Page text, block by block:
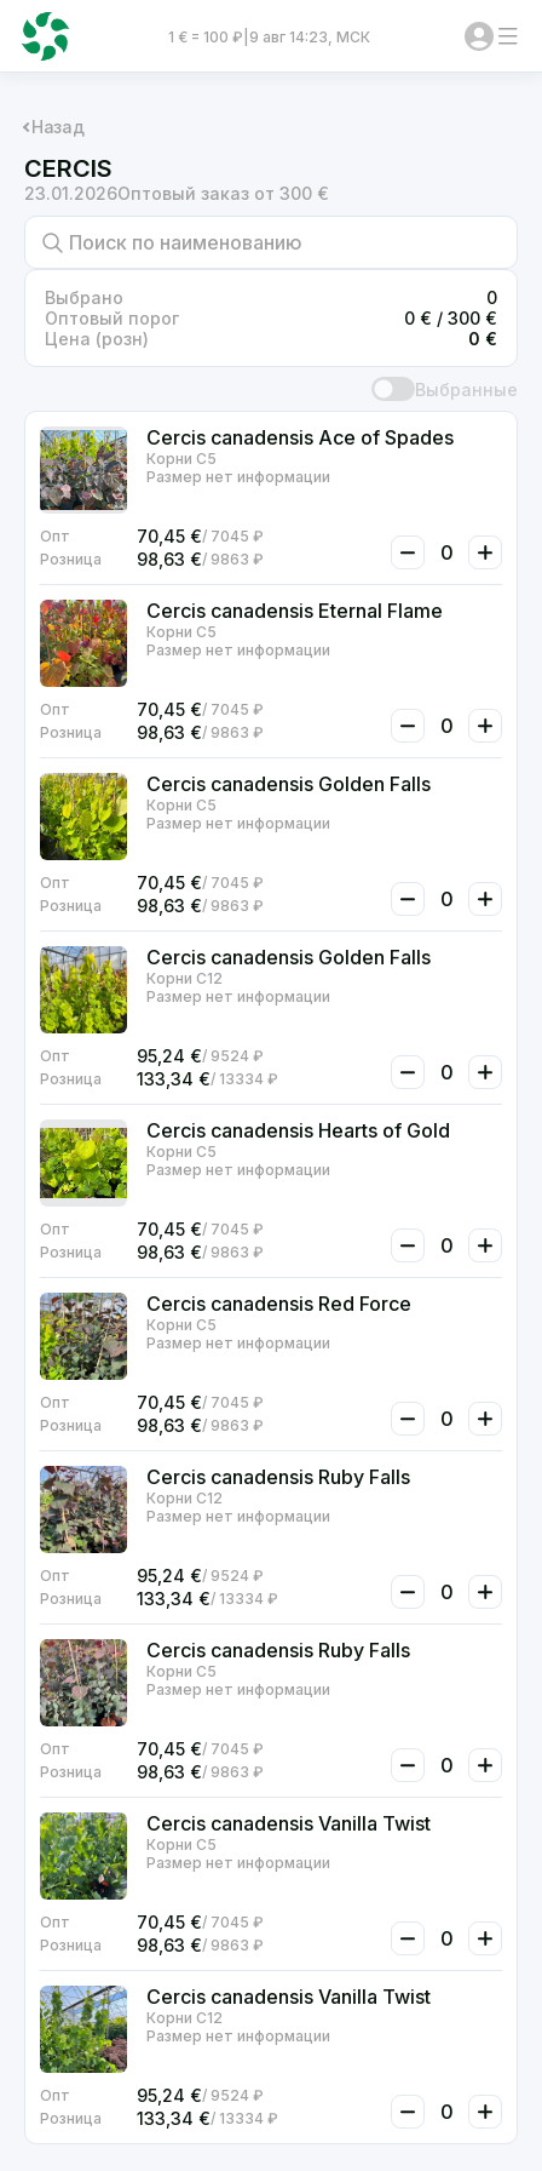
1 € = 100 ₽ 9 авг 14:23, МСК
Назад
CERCIS
23.01.2026Оптовый заказ от 300 €
Выбранные
Cercis canadensis Ace of Spades
Корни С5
Размер нет информации
70,45 € 7045 ₽
98,63 € 9863 ₽
Cercis canadensis Eternal Flame
Корни С5
Размер нет информации
70,45 € 7045 ₽
98,63 € 9863 ₽
Cercis canadensis Golden Falls
Корни С5
Размер нет информации
70,45 € 7045 ₽
98,63 € 9863 ₽
Cercis canadensis Golden Falls
Корни С12
Размер нет информации
95,24 € 9524 ₽
133,34 € 13334 ₽
Cercis canadensis Hearts of Gold
Корни С5
Размер нет информации
70,45 € 7045 ₽
98,63 € 9863 ₽
Cercis canadensis Red Force
Корни С5
Размер нет информации
70,45 € 7045 ₽
98,63 € 9863 ₽
Cercis canadensis Ruby Falls
Корни С12
Размер нет информации
95,24 € 9524 ₽
133,34 € 13334 ₽
Cercis canadensis Ruby Falls
Корни С5
Размер нет информации
70,45 € 7045 ₽
98,63 € 9863 ₽
Cercis canadensis Vanilla Twist
Корни С5
Размер нет информации
70,45 € 7045 ₽
98,63 € 9863 ₽
Cercis canadensis Vanilla Twist
Корни С12
Размер нет информации
95,24 € 9524 ₽
133,34 € 13334 ₽
Выбрано
0
Оптовый порог
0 € / 300 €
Цена (розн)
0 €